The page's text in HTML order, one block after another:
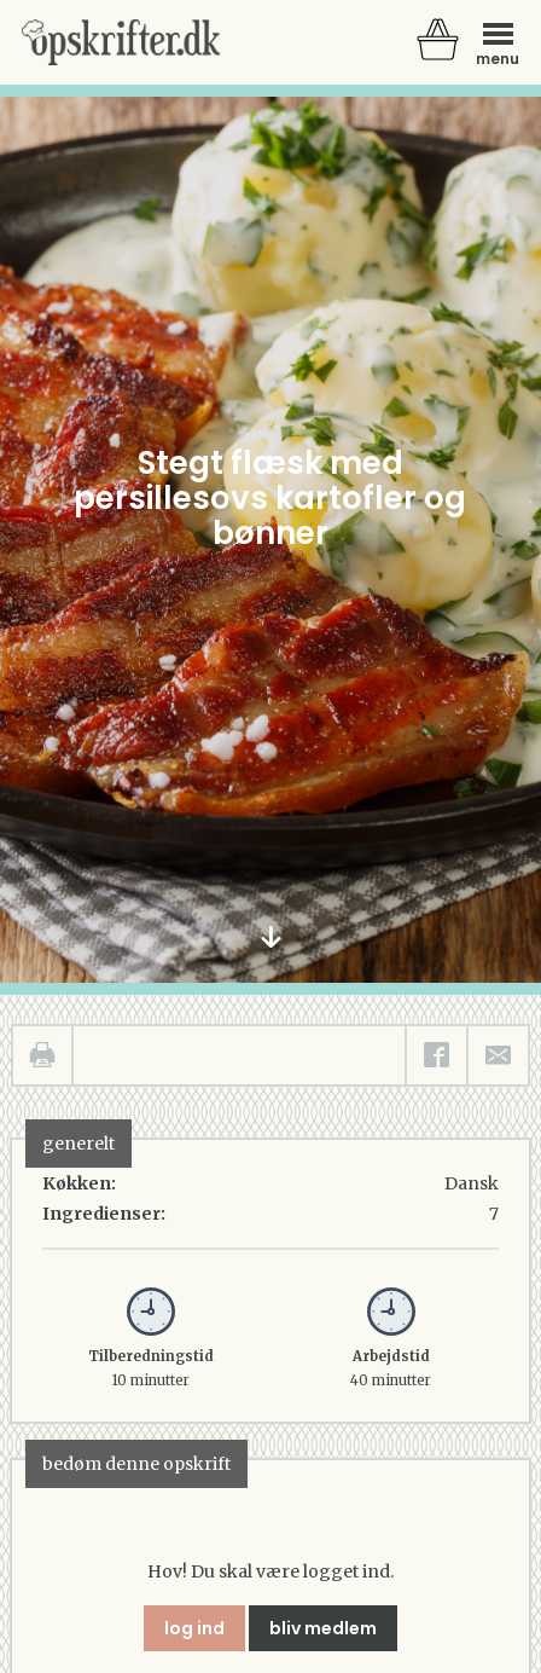
menu
Der er ingen varer i din kurv.
Stegt flæsk med
persillesovs kartofler og
bønner
generelt
Køkken:
Ingredienser:
Dansk
7
Tilberedningstid
10 minutter
Arbejdstid
40 minutter
bedøm denne opskrift
Hov! Du skal være logget ind.
log ind bliv medlem